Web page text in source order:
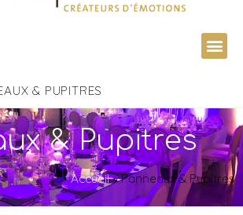
& PUPITRES
& Pupitres
Accueil»Panneaux & Pupitres